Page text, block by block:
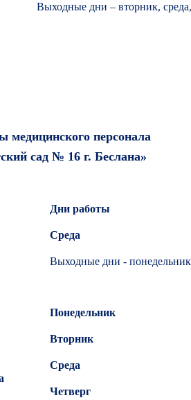
Выходные дни – вторник,
медицинского персонала
сад № 16 г. Беслана»
Дни работы
Среда
Выходные дни - понедельник,
Понедельник
Вторник
Среда
Четверг